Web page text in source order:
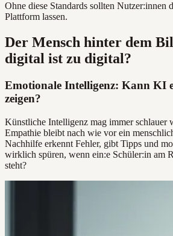
Ohne diese Standards sollten Nutzer:innen
Plattform lassen.
Der Mensch hinter dem
digital ist zu digital?
Emotionale Intelligenz: Kann KI
zeigen?
Künstliche Intelligenz mag immer schlauer
Empathie bleibt nach wie vor ein
Nachhilfe erkennt Fehler, gibt Tipps und
wirklich spüren, wenn ein:e Schüler:in am
steht?